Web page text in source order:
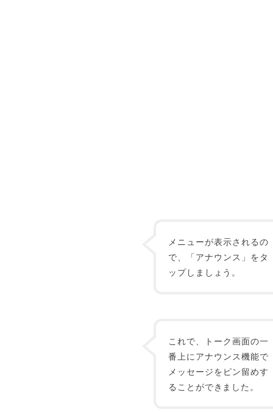
メニューが表示されるの
で、「アナウンス」をタ
ップしましょう。
これで、トーク画面の一
番上にアナウンス機能で
メッセージをピン留めす
ることができました。